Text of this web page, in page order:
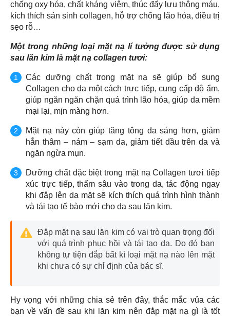
chống oxy hóa, chất kháng viêm, thúc đẩy lưu thông máu,
kích thích sản sinh collagen, hỗ trợ chống lão hóa, điều trị
sẹo rỗ…
Một trong những loại mặt nạ lí tưởng được sử dụng
sau lăn kim là mặt nạ collagen tươi:
Các dưỡng chất trong mặt nạ sẽ giúp bổ sung
Collagen cho da một cách trực tiếp, cung cấp độ ẩm,
giúp ngăn ngăn chặn quá trình lão hóa, giúp da mềm
mại lại, mịn màng hơn.
Mặt nạ này còn giúp tăng tông da sáng hơn, giảm
hẳn thâm – nám – sạm da, giảm tiết dầu trên da và
ngăn ngừa mụn.
Dưỡng chất đặc biệt trong mặt nạ Collagen tươi tiếp
xúc trực tiếp, thấm sâu vào trong da, tác động ngay
khi đắp lên da mặt sẽ kích thích quá trình hình thành
và tái tạo tế bào mới cho da sau lăn kim.
Đắp mặt nạ sau lăn kim có vai trò quan trọng đối
với quá trình phục hồi và tái tạo da. Do đó bạn
không tự tiện đắp bất kì loại mặt nạ nào lên mặt
khi chưa có sự chỉ định của bác sĩ.
Hy vọng với những chia sẻ trên đây, thắc mắc vủa các
bạn về vấn đề sau khi lăn kim nên đắp mặt nạ gì là tốt